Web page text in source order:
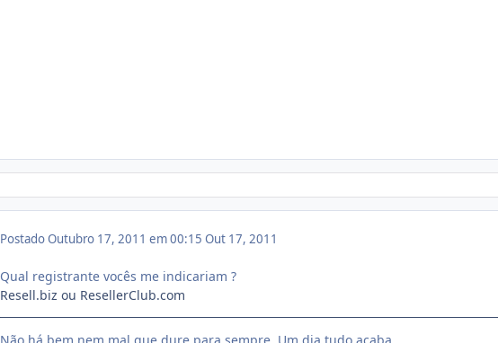
PostadoOutubro 17, 2011 em 00:15 Out 17, 2011
Qual registrante vocês me indicariam ?
Resell.biz ou ResellerClub.com